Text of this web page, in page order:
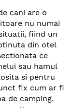
cani are o
nu numai
fiind un
din otel
ce
sau hamul
si pentru
fix cum ar fi
de camping.